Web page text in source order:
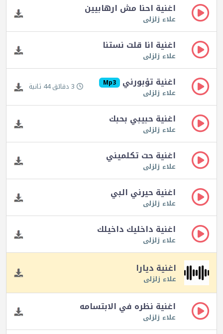
اغنية احنا مش ارهابيين
علاء زلزلى
اغنية انا قلت نستنا
علاء زلزلى
اغنية تؤبورني Mp3
علاء زلزلى 3 دقائق 44 ثانية
اغنية حبيبي بحبك
علاء زلزلى
اغنية حت تكلميني
علاء زلزلى
اغنية حيرني البي
علاء زلزلى
اغنية داخليك داخيلك
علاء زلزلى
اغنية ديارا
علاء زلزلى
اغنية نظره في الابتسامه
علاء زلزلى